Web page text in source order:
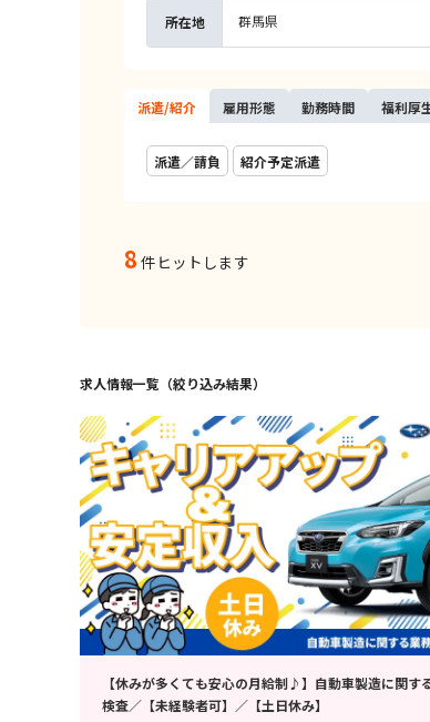
所在地 群馬県
派遣/紹介 雇用形態 勤務時間 福利厚
派遣／請負 紹介予定派遣
8 件ヒットします
求人情報一覧（絞り込み結果）
【休みが多くても安心の月給制♪】自動車製造に関す
検査／【未経験者可】／【土日休み】